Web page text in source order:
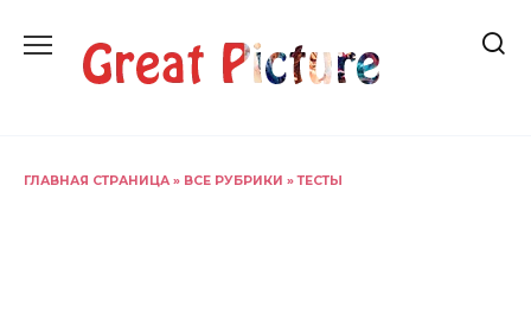
содержанию
ГЛАВНАЯ СТРАНИЦА » ВСЕ РУБРИКИ »ТЕСТЫ